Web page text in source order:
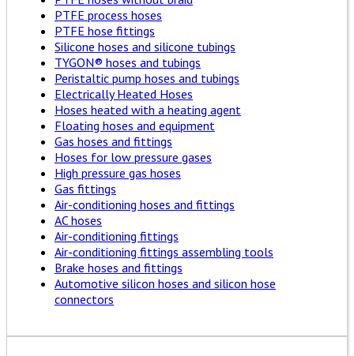
PTFE process hoses
PTFE hose fittings
Silicone hoses and silicone tubings
TYGON® hoses and tubings
Peristaltic pump hoses and tubings
Electrically Heated Hoses
Hoses heated with a heating agent
Floating hoses and equipment
Gas hoses and fittings
Hoses for low pressure gases
High pressure gas hoses
Gas fittings
Air-conditioning hoses and fittings
AC hoses
Air-conditioning fittings
Air-conditioning fittings assembling tools
Brake hoses and fittings
Automotive silicon hoses and silicon hose
connectors